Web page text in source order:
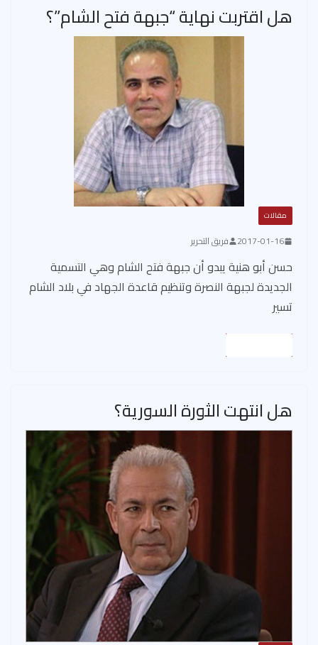
هل اقتربت نهاية “جبهة فتح الشام”؟
مقالات
2017-01-16 فريق التحرير
حسن أبو هنية يبدو أن جبهة فتح الشام وهي التسمية
الجديدة لجبهة النصرة وتنظيم قاعدة الجهاد في بلاد الشام
تسير
هل انتهت الثورة السورية؟